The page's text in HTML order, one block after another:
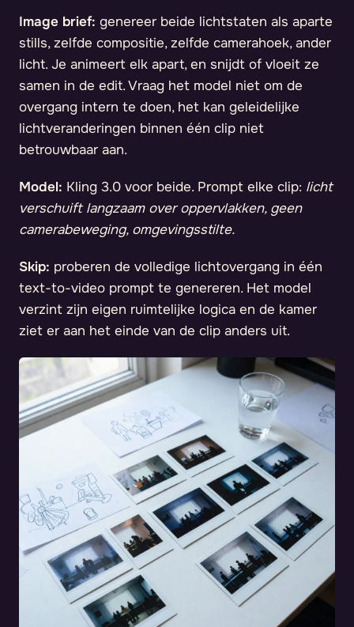
Image brief: genereer beide lichtstaten als aparte
stills, zelfde compositie, zelfde camerahoek, ander
licht. Je animeert elk apart, en snijdt of vloeit ze
samen in de edit. Vraag het model niet om de
overgang intern te doen, het kan geleidelijke
lichtveranderingen binnen één clip niet
betrouwbaar aan.
Model: Kling 3.0 voor beide. Prompt elke clip: licht
verschuift langzaam over oppervlakken, geen
camerabeweging, omgevingsstilte.
Skip: proberen de volledige lichtovergang in één
text-to-video prompt te genereren. Het model
verzint zijn eigen ruimtelijke logica en de kamer
ziet er aan het einde van de clip anders uit.